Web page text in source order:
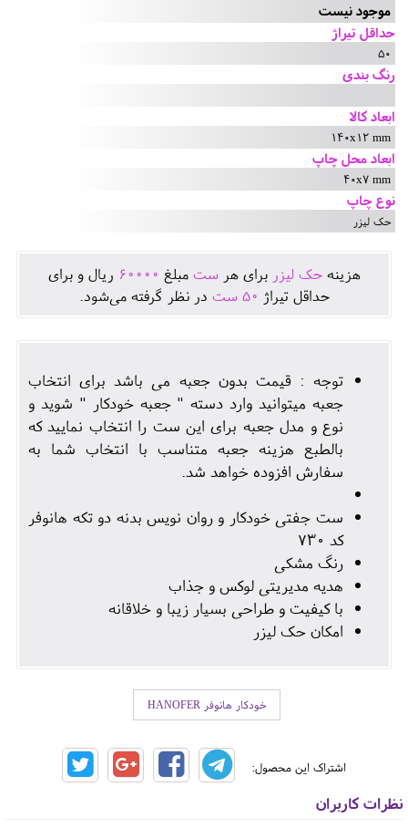
موجود نیست
حداقل تیراژ
50
رنگ بندی
ابعاد کالا
140x12 mm
ابعاد محل چاپ
40x7 mm
نوع چاپ
حک لیزر
هزينهحک لیزر برای هر ست مبلغ 60000 ريال و برای
حداقل تيراژ 50 ست در نظر گرفته می‌شود.
توجه : قیمت بدون جعبه می باشد برای انتخاب
جعبه میتوانید وارد دسته " جعبه خودکار " شوید و
نوع و مدل جعبه برای این ست را انتخاب نمایید که
بالطبع هزینه جعبه متناسب با انتخاب شما به
سفارش افزوده خواهد شد.
ست جفتی خودکار و روان نویس بدنه دو تکه هانوفر
کد 730
رنگ مشکی
هدیه مدیریتی لوکس و جذاب
با کیفیت و طراحی بسیار زیبا و خلاقانه
امکان حک لیزر
خودکار هانوفر HANOFER
اشتراک این محصول:
نظرات کاربران